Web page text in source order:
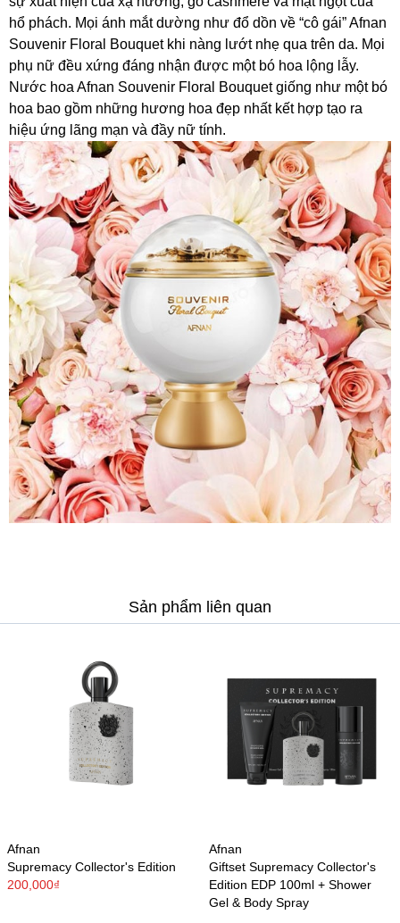
hổ phách. Mọi ánh mắt dường như đổ dồn về “cô gái” Afnan
Souvenir Floral Bouquet khi nàng lướt nhẹ qua trên da. Mọi
phụ nữ đều xứng đáng nhận được một bó hoa lộng lẫy.
Nước hoa Afnan Souvenir Floral Bouquet giống như một bó
hoa bao gồm những hương hoa đẹp nhất kết hợp tạo ra
hiệu ứng lãng mạn và đầy nữ tính.
Sản phẩm liên quan
Afnan
Supremacy Collector's Edition
200,000₫
Afnan
Giftset Supremacy Collector's
Edition EDP 100ml + Shower
Gel & Body Spray